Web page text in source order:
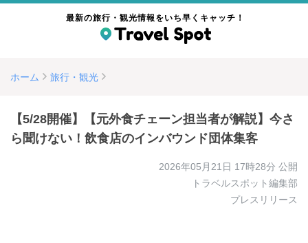
最新の旅行・観光情報をいち早くキャッチ！
ホーム 旅行・観光
【5/28開催】【元外食チェーン担当者が解説】今さ
ら聞けない！飲食店のインバウンド団体集客
2026年05月21日 17時28分 公開
トラベルスポット編集部
プレスリリース